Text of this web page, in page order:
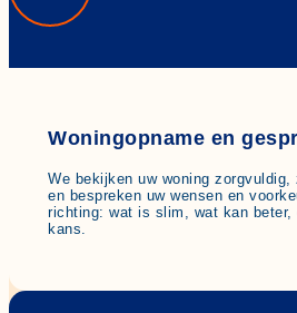
Woningopname en
We bekijken uw woning zorgvuldig,
en bespreken uw wensen en
richting: wat is slim, wat kan beter,
kans.